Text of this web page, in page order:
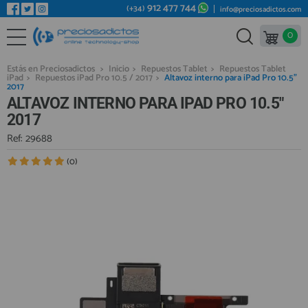
REPUESTOS MÓVILES
REPUESTOS TABLET
REPUESTOS RELOJES INTELIGENTES
REPUESTOS VIDEOCONSOLAS
REPUESTOS MACBOOK
REPUESTOS OTROS DISPOSITIVOS
MÓVILES REACONDICIONADOS
Bienvenid@ otra vez
YA SOY CLIENTE
Recordarme
Regístrate en un momento
¿ERES NUEVO?
(+34) 912 477 744 info@preciosadictos.com
0
Estás en Preciosadictos > Inicio > Repuestos Tablet > Repuestos Tablet
iPad > Repuestos iPad Pro 10.5 / 2017 > Altavoz interno para iPad Pro 10.5"
2017
ALTAVOZ INTERNO PARA IPAD PRO 10.5"
2017
Ref: 29688
(0)